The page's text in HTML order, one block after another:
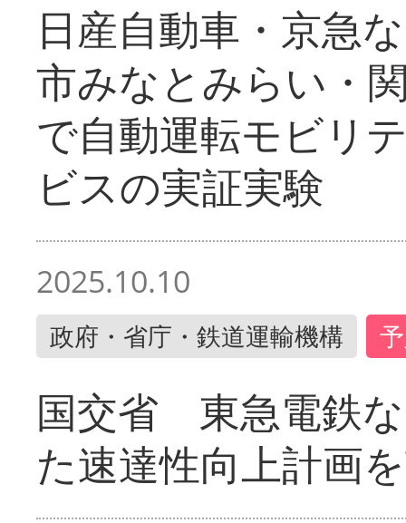
日産自動車・京急
市みなとみらい・
で自動運転モビリ
ビスの実証実験
2025.10.10
政府・省庁・鉄道運輸機構
国交省 東急電鉄
た速達性向上計画